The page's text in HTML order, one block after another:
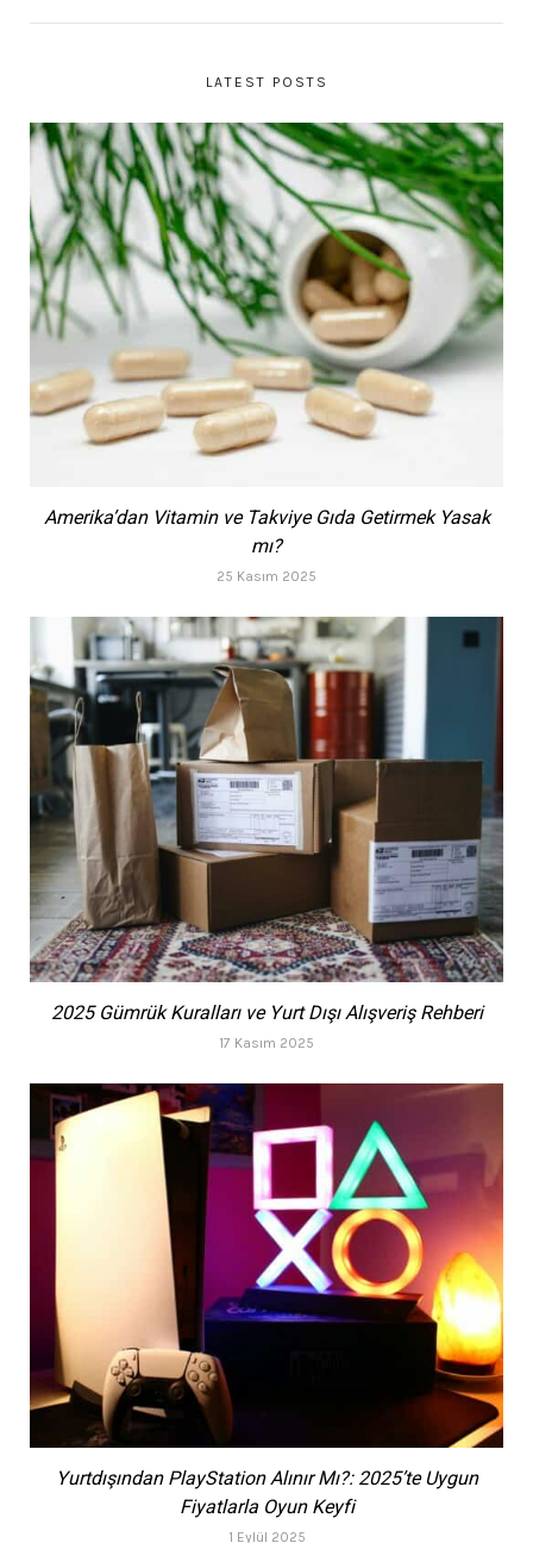
LATEST POSTS
Amerika’dan Vitamin ve Takviye Gıda Getirmek Yasak
mı?
25 Kasım 2025
2025 Gümrük Kuralları ve Yurt Dışı Alışveriş Rehberi
17 Kasım 2025
Yurtdışından PlayStation Alınır Mı?: 2025’te Uygun
Fiyatlarla Oyun Keyfi
1 Eylül 2025